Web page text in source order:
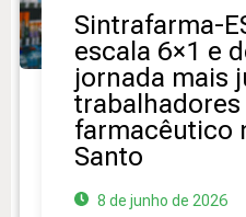
Sintrafarma-
escala 6×1 e
jornada mais
farmacêutico
Santo
8 de junho de 2026